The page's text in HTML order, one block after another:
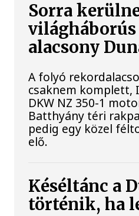
Sorra
alacsony
A folyó
csaknem komplett,
DKW NZ 350-1
Batthyány téri
pedig egy közel
elő.
Késéltánc a
történik, ha